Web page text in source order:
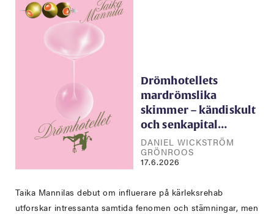
Drömhotellets
mardrömslika
skimmer – kändiskult
och senkapital…
DANIEL WICKSTRÖM
GRÖNROOS
17.6.2026
Taika Mannilas debut om influerare på kärleksrehab
utforskar intressanta samtida fenomen och stämningar, men